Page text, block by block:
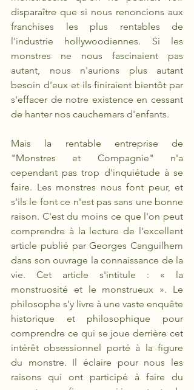
disparaître que si nous renoncions aux
franchises les plus rentables de
l'industrie hollywoodiennes. Si les
monstres ne nous fascinaient pas
autant, nous n'aurions plus autant
besoin d'eux et ils finiraient bientôt par
s'effacer de notre existence en cessant
de hanter nos cauchemars d'enfants.
Mais la rentable entreprise de
"Monstres et Compagnie" n'a
cependant pas trop d'inquiétude à se
faire. Les monstres nous font peur, et
s'ils le font ce n'est pas sans une bonne
raison. C'est du moins ce que l'on peut
comprendre à la lecture de l'excellent
article publié par Georges Canguilhem
dans son ouvrage la connaissance de la
vie. Cet article s'intitule : « la
monstruosité et le monstrueux ». Le
philosophe s'y livre à une vaste enquête
historique et philosophique pour
comprendre ce qui se joue derrière cet
intérêt obsessionnel porté à la figure
du monstre. Il éclaire pour nous les
raisons qui ont participé à faire du